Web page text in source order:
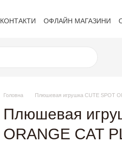
КОНТАКТИ ОФЛАЙН МАГАЗИНИ
Головна Плюшевая игрушка CUTE SPOT
Плюшевая
ORANGE CAT